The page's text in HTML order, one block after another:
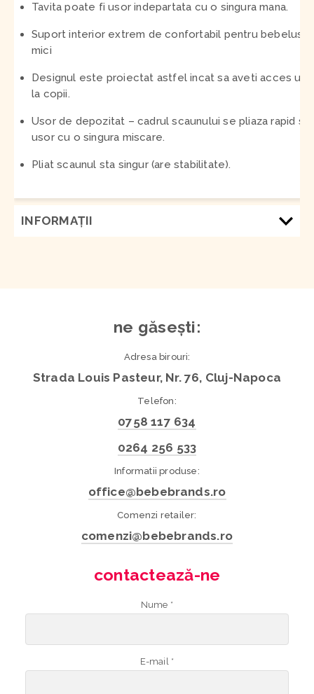
Tavita poate fi usor indepartata cu o singura mana.
Suport interior extrem de confortabil pentru bebelusii
mici
Designul este proiectat astfel incat sa aveti acces
la copii.
Usor de depozitat – cadrul scaunului se pliaza rapid si
usor cu o singura miscare.
Pliat scaunul sta singur (are stabilitate).
INFORMAŢII
ne găsești:
Adresa birouri:
Strada Louis Pasteur, Nr. 76, Cluj-Napoca
Telefon:
0758 117 634
0264 256 533
Informatii produse:
office@bebebrands.ro
Comenzi retailer:
comenzi@bebebrands.ro
contactează-ne
Nume *
E-mail *